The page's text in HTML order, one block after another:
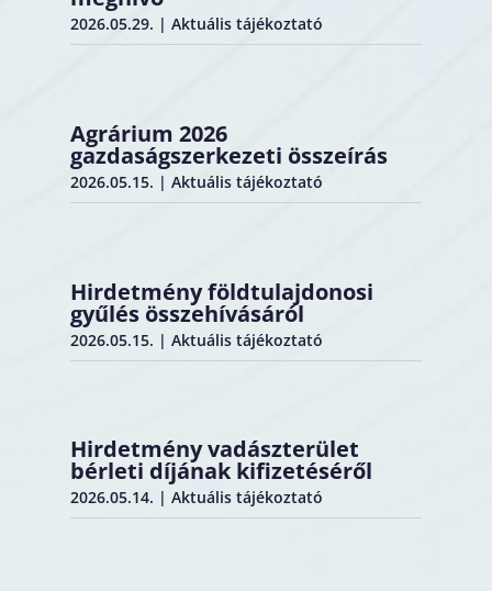
2026.05.29. | Aktuális tájékoztató
Agrárium 2026
gazdaságszerkezeti összeírás
2026.05.15. | Aktuális tájékoztató
Hirdetmény földtulajdonosi
gyűlés összehívásáról
2026.05.15. | Aktuális tájékoztató
Hirdetmény vadászterület
bérleti díjának kifizetéséről
2026.05.14. | Aktuális tájékoztató